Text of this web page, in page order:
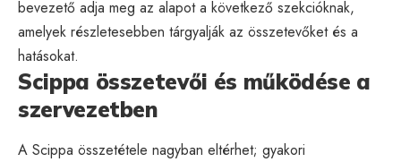
bevezető adja meg az alapot a következő szekcióknak,
amelyek részletesebben tárgyalják az összetevőket és a
hatásokat.
Scippa összetevői és működése a
szervezetben
A Scippa összetétele nagyban eltérhet; gyakori